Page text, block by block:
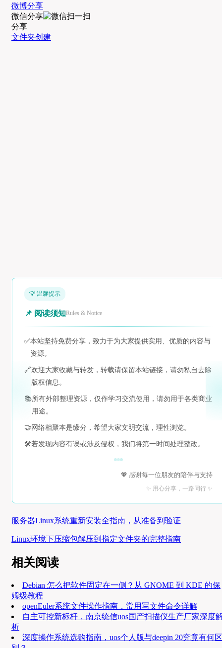
微博分享
微信分享
分享
文件夹创建
💡 温馨提示
📌 阅读须知Rules & Notice
✅本站坚持免费分享，致力于为大家提供实用、优质的内容与
资源。
🔗欢迎大家收藏与转发，转载请保留本站链接，请勿私自去除
版权信息。
📚所有外部整理资源，仅作学习交流使用，请勿用于各类商业
用途。
🤝 网络相聚本是缘分，希望大家文明交流，理性浏览。
🛠️若发现内容有误或涉及侵权，我们将第一时间处理整改。
💖 感谢每一位朋友的陪伴与支持
✨ 用心分享，一路同行 ✨
服务器Linux系统重新安装全指南，从准备到验证
Linux环境下压缩包解压到指定文件夹的完整指南
相关阅读
Debian 怎么把软件固定在一侧？从 GNOME 到 KDE 的保
姆级教程
openEuler系统文件操作指南，常用写文件命令详解
自主可控新标杆，南京统信uos国产扫描仪生产厂家深度
析
深度操作系统选购指南，uos个人版与deepin 20究竟有何区